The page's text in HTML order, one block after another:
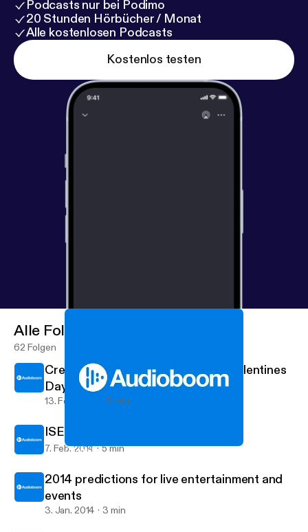
Podcasts nur bei Podimo
20 Stunden Hörbücher / Monat
Alle kostenlosen Podcasts
Kostenlos testen
Choirs for Christmas
Alle Folgen
62 Folgen
Creating your soundboard for St Valentines
Day
13. Feb. 2014 2 min
ISES application
7. Feb. 2014 5 min
2014 predictions for live entertainment and
events
3. Jan. 2014 3 min